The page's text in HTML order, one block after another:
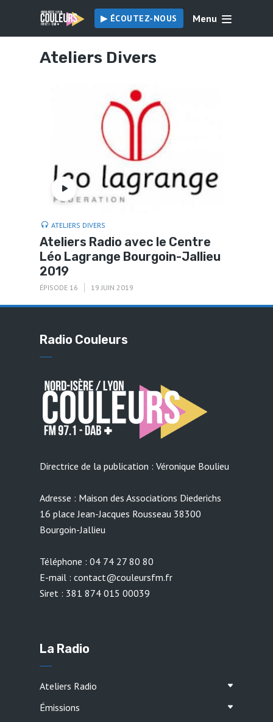
▶︎ ÉCOUTEZ-NOUS Menu
Ateliers Divers
ATELIERS DIVERS
Ateliers Radio avec le Centre
Léo Lagrange Bourgoin-Jallieu
2019
ÉPISODE 16 19 JUIN 2019
Radio Couleurs
Directrice de la publication : Véronique Boulieu
Adresse : Maison des Associations Diederichs
16 place Jean-Jacques Rousseau 38300
Bourgoin-Jallieu
Téléphone : 04 74 27 80 80
E-mail : contact@couleursfm.fr
Siret : 381 874 015 00039
La Radio
Ateliers Radio
Émissions